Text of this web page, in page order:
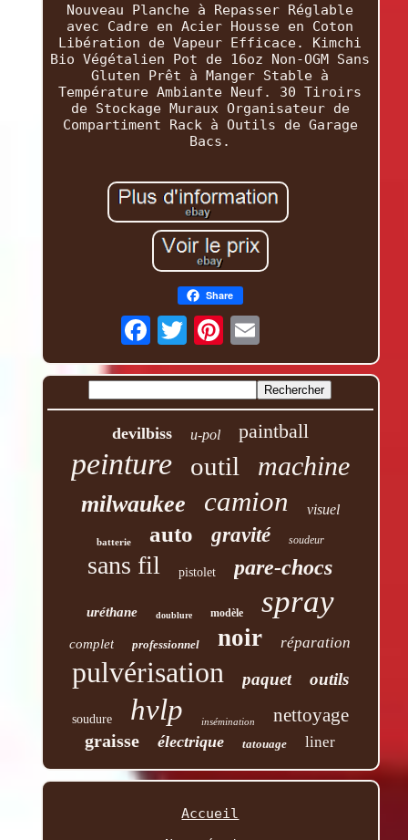
Nouveau Planche à Repasser Réglable
avec Cadre en Acier Housse en Coton
Libération de Vapeur Efficace. Kimchi
Bio Végétalien Pot de 16oz Non-OGM Sans
Gluten Prêt à Manger Stable à
Température Ambiante Neuf. 30 Tiroirs
de Stockage Muraux Organisateur de
Compartiment Rack à Outils de Garage
Bacs.
Share
devilbiss u-pol paintball
peinture outil machine
milwaukee camion visuel
batterie auto gravité soudeur
sans fil pistolet pare-chocs
uréthane doublure modèle spray
complet professionnel noir réparation
pulvérisation paquet outils
soudure hvlp insémination nettoyage
graisse électrique tatouage liner
Accueil